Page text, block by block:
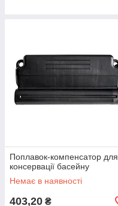
Поплавок-компенсатор для
консервації басейну
Немає в наявності
403,20 ₴